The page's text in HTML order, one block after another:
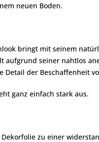
neuen Boden.
bringt mit seinem
aufgrund seiner nahtlos
der Beschaffenheit
ganz einfach stark aus.
zu einer